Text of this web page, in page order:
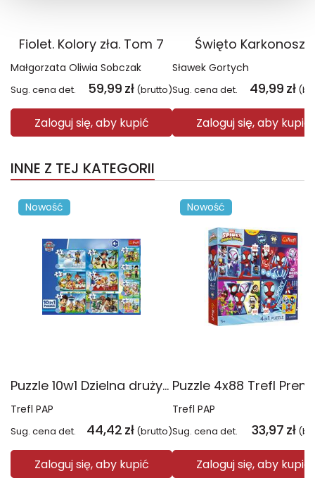
Fiolet. Kolory zła. Tom 7
Małgorzata Oliwia Sobczak
Sug. cena det. 59,99 zł (brutto)
Zaloguj się, aby kupić
Święto Karkonoszy
Sławek Gortych
Sug. cena det. 49,99 zł
Zaloguj się, aby kupić
INNE Z TEJ KATEGORII
Nowość
Puzzle 10w1 Dzielna drużyna Psiego Patrolu 96012
Trefl PAP
Sug. cena det. 44,42 zł (brutto)
Zaloguj się, aby kupić
Nowość
Trefl PAP
Sug. cena det. 33,97 zł
Zaloguj się, aby kupić